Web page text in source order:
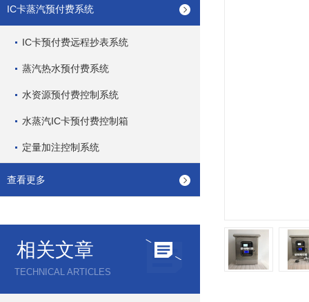
IC卡蒸汽预付费系统
IC卡预付费远程抄表系统
蒸汽热水预付费系统
水资源预付费控制系统
水蒸汽IC卡预付费控制箱
定量加注控制系统
查看更多
相关文章
TECHNICAL ARTICLES